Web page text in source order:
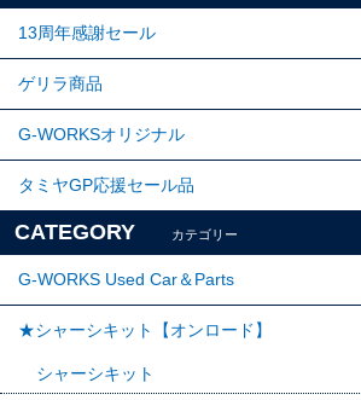
13周年感謝セール
ゲリラ商品
G-WORKSオリジナル
タミヤGP応援セール品
CATEGORY カテゴリー
G-WORKS Used Car＆Parts
★シャーシキット【オンロード】
シャーシキット